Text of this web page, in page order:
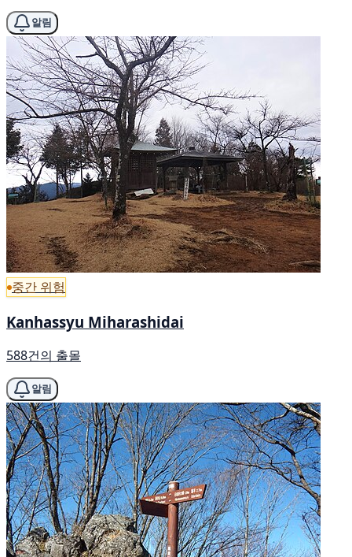
알림
중간 위험
Kanhassyu Miharashidai
588건의 출몰
알림